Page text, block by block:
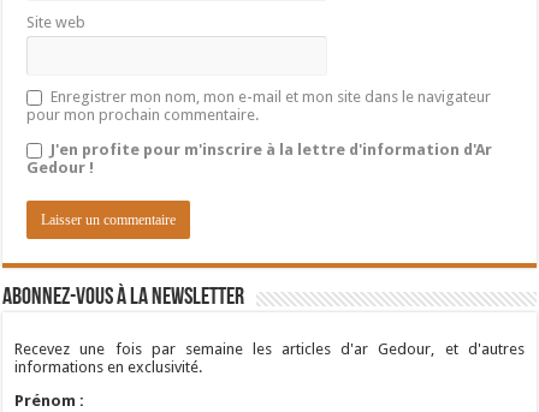
Site web
Enregistrer mon nom, mon e-mail et mon site dans le navigateur
pour mon prochain commentaire.
J'en profite pour m'inscrire à la lettre d'information d'Ar
Gedour !
Abonnez-vous à la newsletter
Recevez une fois par semaine les articles d'ar Gedour, et d'autres
informations en exclusivité.
Prénom :